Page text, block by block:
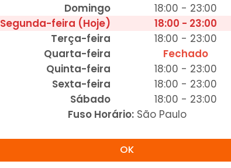
Coca Cola Lata Zero 350ml
R$ 7,90
Adicionar
Fanta 2lt
Domingo
18:00 - 23:00
Segunda-feira (Hoje)
18:00 - 23:00
Terça-feira
18:00 - 23:00
Quarta-feira
Fechado
Quinta-feira
18:00 - 23:00
Sexta-feira
18:00 - 23:00
Sábado
18:00 - 23:00
Fuso Horário:São Paulo
OK